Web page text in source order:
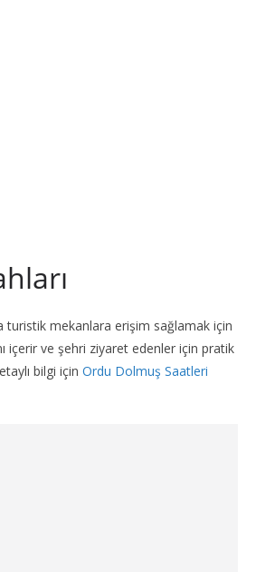
turistik mekanlara erişim sağlamak için
içerir ve şehri ziyaret edenler için pratik
bilgi için Ordu Dolmuş Saatleri